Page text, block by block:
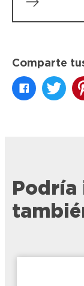
LOCTITE
Comparte